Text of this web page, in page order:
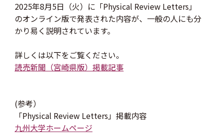
2025年8月5日（火）に「Physical Review Letters」
のオンライン版で発表された内容が、一般の人にも分
かり易く説明されています。
詳しくは以下をご覧ください。
読売新聞（宮崎県版）掲載記事
(参考）
「Physical Review Letters」掲載内容
九州大学ホームページ